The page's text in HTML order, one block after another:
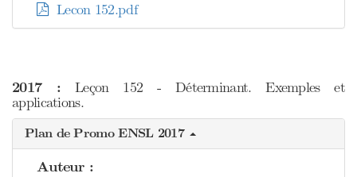
Lecon 152.pdf
2017 : Leçon 152 - Déterminant. Exemples et
applications.
Plan de Promo ENSL 2017
Auteur :